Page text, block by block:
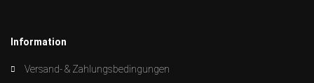
Information
Versand- & Zahlungsbedingungen